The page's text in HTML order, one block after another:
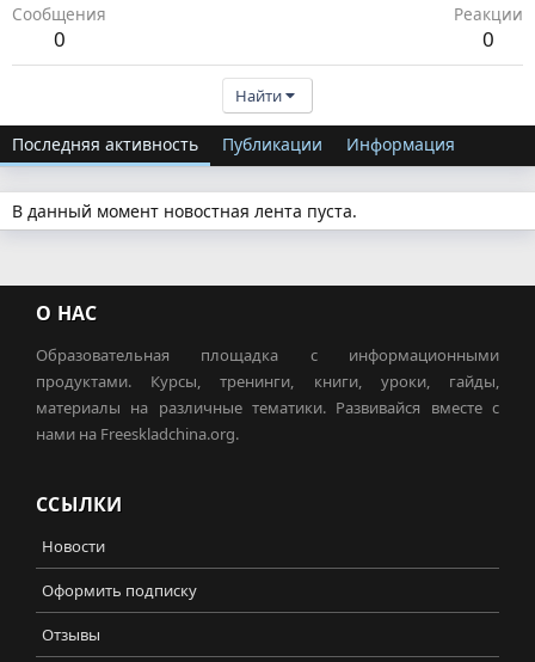
Сообщения
0
Реакции
0
Найти
Последняя активность Публикации Информация
В данный момент новостная лента пуста.
О НАС
Образовательная площадка с информационными
продуктами. Курсы, тренинги, книги, уроки, гайды,
материалы на различные тематики. Развивайся вместе с
нами на Freeskladchina.org.
ССЫЛКИ
Новости
Оформить подписку
Отзывы